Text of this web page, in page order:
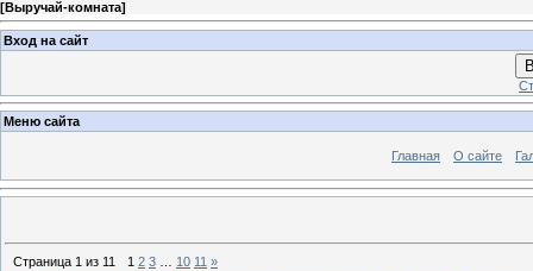
[Выручай-комната]
Вход на сайт
Меню сайта
Главная О сайте
Страница 1 из 11 1 2 3 10 11 »